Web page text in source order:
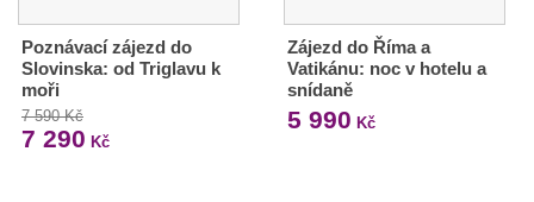
Poznávací zájezd do
Slovinska: od Triglavu k
moři
7 590 Kč
7 290 Kč
Zájezd do Říma a
Vatikánu: noc v hotelu a
snídaně
5 990 Kč